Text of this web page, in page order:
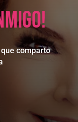
comparto